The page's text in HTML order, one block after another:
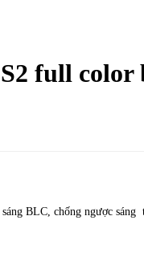
full color
BLC, chống ngược